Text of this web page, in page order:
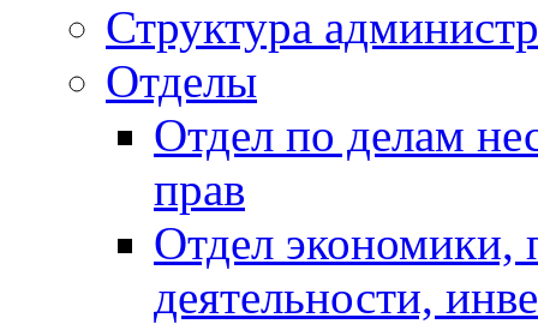
Структура
Отделы
Отдел по делам
прав
Отдел экономики,
деятельности,